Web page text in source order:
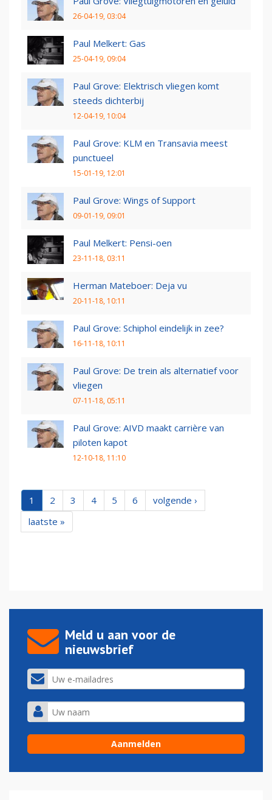
26-04-19, 03:04
Paul Melkert: Gas
25-04-19, 09:04
Paul Grove: Elektrisch vliegen komt
steeds dichterbij
12-04-19, 10:04
Paul Grove: KLM en Transavia meest
punctueel
15-01-19, 12:01
Paul Grove: Wings of Support
09-01-19, 09:01
Paul Melkert: Pensi-oen
23-11-18, 03:11
Herman Mateboer: Deja vu
20-11-18, 10:11
Paul Grove: Schiphol eindelijk in zee?
16-11-18, 10:11
Paul Grove: De trein als alternatief voor
vliegen
07-11-18, 05:11
Paul Grove: AIVD maakt carrière van
piloten kapot
12-10-18, 11:10
1 2 3 4 5 6
volgende ›
laatste »
Meld u aan voor de
nieuwsbrief